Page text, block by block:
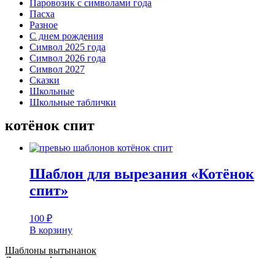
Паровозик с символами года
Пасха
Разное
С днем рождения
Символ 2025 года
Символ 2026 года
Символ 2027
Сказки
Школьные
Школьные таблички
котёнок спит
Шаблон для вырезания «Котёнок
спит»
100 ₽
В корзину
Шаблоны вытынанок